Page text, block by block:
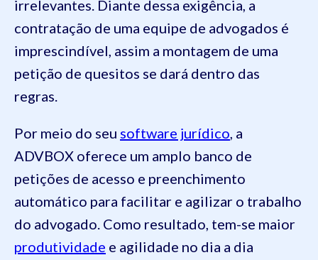
irrelevantes. Diante dessa exigência, a
contratação de uma equipe de advogados é
imprescindível, assim a montagem de uma
petição de quesitos se dará dentro das
regras.
Por meio do seu software jurídico, a
ADVBOX oferece um amplo banco de
petições de acesso e preenchimento
automático para facilitar e agilizar o trabalho
do advogado. Como resultado, tem-se maior
produtividade e agilidade no dia a dia